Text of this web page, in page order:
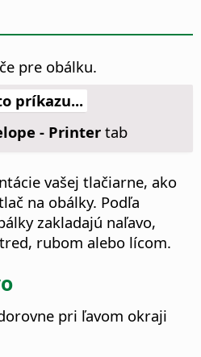
pre obálku.
príkazu...
- Printertab
vašej tlačiarne, ako
na obálky. Podľa
zakladajú naľavo,
rubom alebo lícom.
pri ľavom okraji